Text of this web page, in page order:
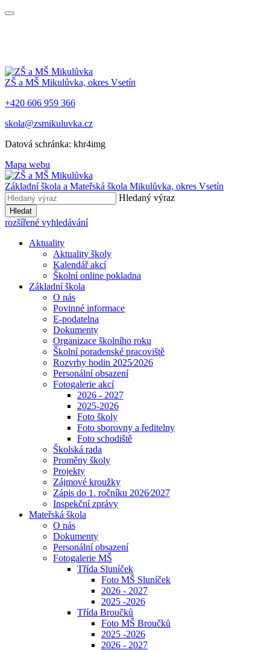
ZŠ a MŠ Mikulůvka, okres Vsetín
+420 606 959 366
skola@zsmikuluvka.cz
Datová schránka: khr4img
Mapa webu
Základní škola a Mateřská škola Mikulůvka, okres Vsetín
Hledaný výraz
Hledat
rozšířené vyhledávání
Aktuality
Aktuality školy
Kalendář akcí
Školní online pokladna
Základní škola
O nás
Povinné informace
E-podatelna
Dokumenty
Organizace školního roku
Školní poradenské pracoviště
Rozvrhy hodin 2025⁄2026
Personální obsazení
Fotogalerie akcí
2026 - 2027
2025-2026
Foto školy
Foto sborovny a ředitelny
Foto schodiště
Školská rada
Proměny školy
Projekty
Zájmové kroužky
Zápis do 1. ročníku 2026⁄2027
Inspekční zprávy
Mateřská škola
O nás
Dokumenty
Personální obsazení
Fotogalerie MŠ
Třída Sluníček
Foto MŠ Sluníček
2026 - 2027
2025 -2026
Třída Broučků
Foto MŠ Broučků
2025 -2026
2026 - 2027